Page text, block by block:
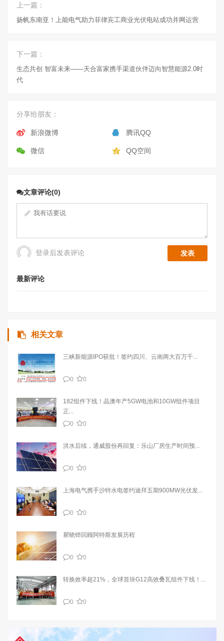
上一篇：
扬帆东南亚！上能电气助力菲律宾工商业光伏电站成功并网运营
下一篇：
生态共创 智富未来——天合富家携手渠道伙伴迈向智慧能源2.0时
代
分享给朋友：
新浪微博 腾讯QQ
微信 QQ空间
文章评论(0)
登录后发表评论
最新评论
相关文章
三峡新能源IPO获批！签约四川、云南两大百万千...
0 0
182组件下线！晶澳年产5GW电池和10GW组件项目
正...
0
0
洪水后续，通威股份再回复：乐山厂房生产时间预...
0 0
上海电气携手沙特水电签约迪拜五期900MW光伏发...
0 0
瞿晓铧回顾阿特斯发展历程
0 0
转换效率超21%，全球首块G12高效叠瓦组件下线！...
0 0